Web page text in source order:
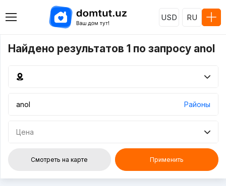
USD RU
Найдено результатов 1 по запросу anol
Районы
Цена
Смотреть на карте Применить